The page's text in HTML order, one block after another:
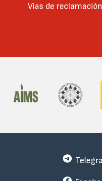
Vías de reclamación